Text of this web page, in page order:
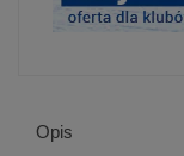
Opis